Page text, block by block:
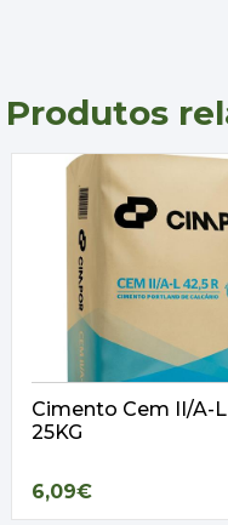
Produtos
Cimento Cem II/A-L
25KG
6,09€